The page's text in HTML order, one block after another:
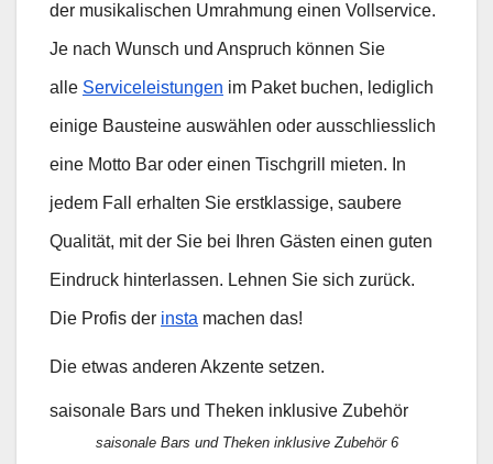
der musikalischen Umrahmung einen Vollservice.
Je nach Wunsch und Anspruch können Sie
alle Serviceleistungen im Paket buchen, lediglich
einige Bausteine auswählen oder ausschliesslich
eine Motto Bar oder einen Tischgrill mieten. In
jedem Fall erhalten Sie erstklassige, saubere
Qualität, mit der Sie bei Ihren Gästen einen guten
Eindruck hinterlassen. Lehnen Sie sich zurück.
Die Profis der insta machen das!
Die etwas anderen Akzente setzen.
saisonale Bars und Theken inklusive Zubehör
saisonale Bars und Theken inklusive Zubehör 6